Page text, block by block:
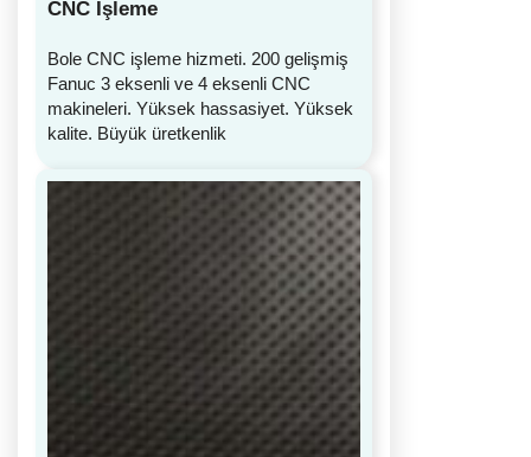
CNC İşleme
Bole CNC işleme hizmeti. 200 gelişmiş
Fanuc 3 eksenli ve 4 eksenli CNC
makineleri. Yüksek hassasiyet. Yüksek
kalite. Büyük üretkenlik